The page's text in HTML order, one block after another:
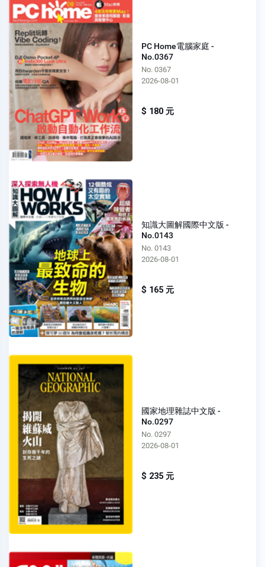
PC Home電腦家庭 -
No.0367
No. 0367
2026-08-01
$ 180 元
知識大圖解國際中文版 -
No.0143
No. 0143
2026-08-01
$ 165 元
國家地理雜誌中文版 -
No.0297
No. 0297
2026-08-01
$ 235 元